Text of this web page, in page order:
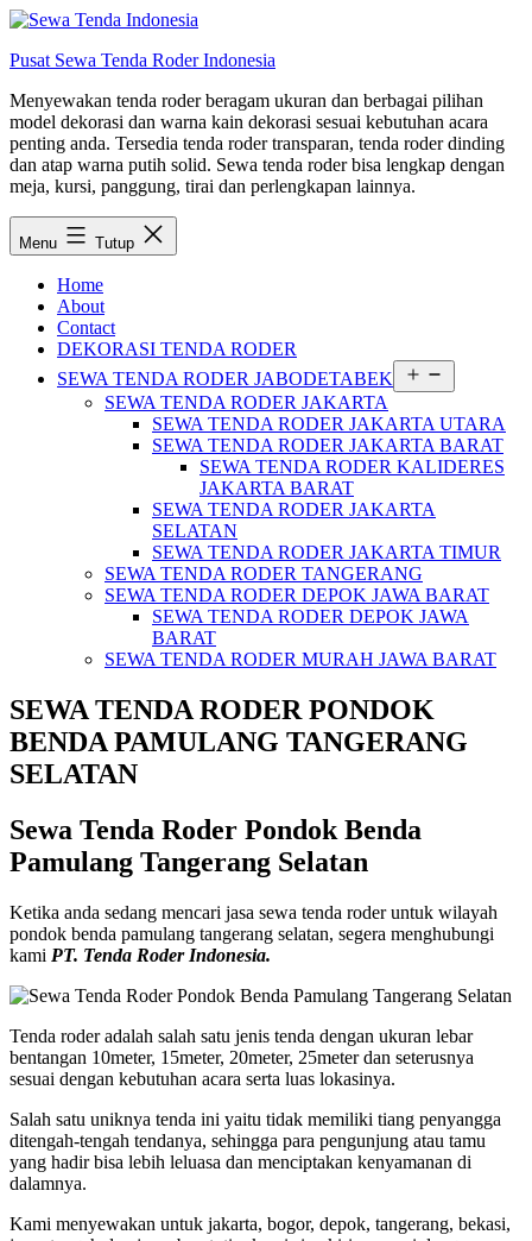
Lewati
konten
Pusat Sewa Tenda Roder Indonesia
Menyewakan tenda roder beragam ukuran dan berbagai pilihan
model dekorasi dan warna kain dekorasi sesuai kebutuhan acara
penting anda. Tersedia tenda roder transparan, tenda roder dinding
dan atap warna putih solid. Sewa tenda roder bisa lengkap dengan
meja, kursi, panggung, tirai dan perlengkapan lainnya.
Menu Tutup
Home
About
Contact
DEKORASI TENDA RODER
SEWA TENDA RODER JABODETABEK
menu
SEWA TENDA RODER JAKARTA
SEWA TENDA RODER JAKARTA UTARA
SEWA TENDA RODER JAKARTA BARAT
SEWA TENDA RODER KALIDERES
JAKARTA BARAT
SEWA TENDA RODER JAKARTA
SELATAN
SEWA TENDA RODER JAKARTA TIMUR
SEWA TENDA RODER TANGERANG
SEWA TENDA RODER DEPOK JAWA BARAT
SEWA TENDA RODER DEPOK JAWA
BARAT
SEWA TENDA RODER MURAH JAWA BARAT
SEWA TENDA RODER PONDOK
BENDA PAMULANG TANGERANG
SELATAN
Sewa Tenda Roder Pondok Benda
Pamulang Tangerang Selatan
Ketika anda sedang mencari jasa sewa tenda roder untuk wilayah
pondok benda pamulang tangerang selatan, segera menghubungi
kami PT. Tenda Roder Indonesia.
Tenda roder adalah salah satu jenis tenda dengan ukuran lebar
bentangan 10meter, 15meter, 20meter, 25meter dan seterusnya
sesuai dengan kebutuhan acara serta luas lokasinya.
Salah satu uniknya tenda ini yaitu tidak memiliki tiang penyangga
ditengah-tengah tendanya, sehingga para pengunjung atau tamu
yang hadir bisa lebih leluasa dan menciptakan kenyamanan di
dalamnya.
Kami menyewakan untuk jakarta, bogor, depok, tangerang, bekasi,